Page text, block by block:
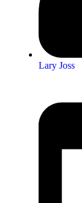
Lary Joss